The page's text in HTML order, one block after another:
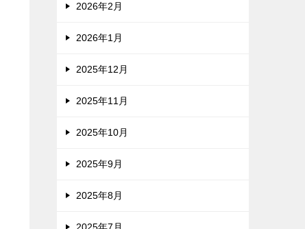
2026年2月
2026年1月
2025年12月
2025年11月
2025年10月
2025年9月
2025年8月